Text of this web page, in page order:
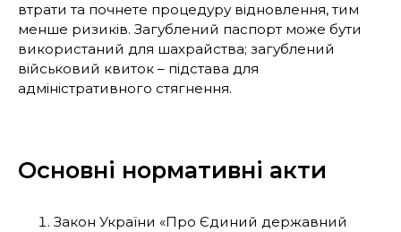
втрати та почнете процедуру відновлення, тим
менше ризиків. Загублений паспорт може бути
використаний для шахрайства; загублений
військовий квиток – підстава для
адміністративного стягнення.
Основні нормативні акти
Закон України «Про Єдиний державний